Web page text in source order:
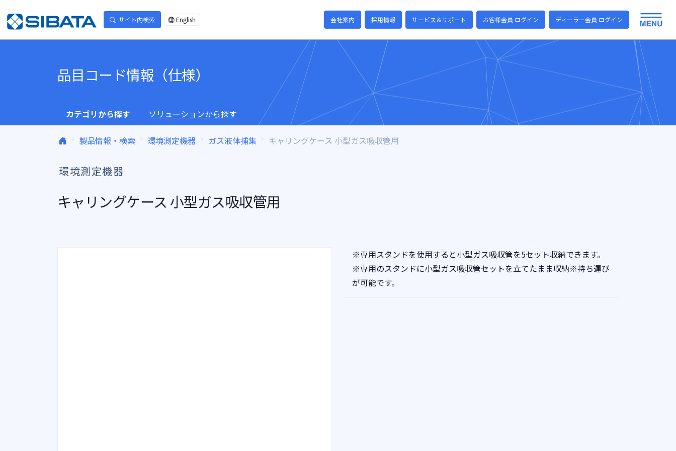
サイト内検索 English 会社案内 採用情報 サービス＆サポート お客様会員 ログイン ディーラー会員 ログイン
品目コード情報（仕様）
カテゴリから探す ソリューションから探す
製品情報・検索 環境測定機器 ガス液体捕集 キャリングケース 小型ガス吸収管用
環境測定機器
キャリングケース 小型ガス吸収管用
※専用スタンドを使用すると小型ガス吸収管を5セット収納できます。
※専用のスタンドに小型ガス吸収管セットを立てたまま収納※持ち運び
が可能です。